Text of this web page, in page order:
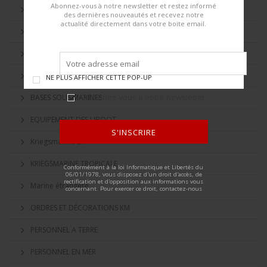
Abonnez-vous à notre newsletter et restez informé
des dernières nouveautés et recevez notre
actualité directement dans votre boite email.
Abonnez-vous à notre newsletter
S'INSCRIRE
Conformément à la loi Informatique et Libertés du
06/01/1978, vous disposez d'un droit d'accès, de
rectification et d'opposition aux informations vous
concernant. Pour exercer ce droit, contactez-nous
NE PLUS AFFICHER CETTE POP-UP
8 UBOOT FLOTILLE
ADMINISTRATION KRIEGSMARINE
ARTILLERIE CÔTIÈRE
BASES SOUS MARINES
EQUIPEMENT DES UBOOT
Kriegsmarine SA
KRIEGSMARINE TROPICALE
Marine étrangère
ORDRES ET DÉCORATIONS KM
PERSONNEL A TERRE
PERSONNEL EN MER